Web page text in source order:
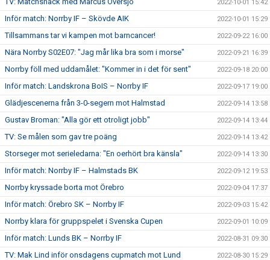
2022-10-01 15:42
Inför match: Norrby IF – Skövde AIK 2022-10-01 15:29
Tillsammans tar vi kampen mot barncancer! 2022-09-22 16:00
Nära Norrby S02E07: "Jag mår lika bra som i morse" 2022-09-21 16:39
Norrby föll med uddamålet: "Kommer in i det för sent" 2022-09-18 20:00
Inför match: Landskrona BoIS – Norrby IF 2022-09-17 19:00
Glädjescenerna från 3-0-segern mot Halmstad 2022-09-14 13:58
Gustav Broman: "Alla gör ett otroligt jobb" 2022-09-14 13:44
TV: Se målen som gav tre poäng 2022-09-14 13:42
Storseger mot serieledarna: "En oerhört bra känsla" 2022-09-14 13:30
Inför match: Norrby IF – Halmstads BK 2022-09-12 19:53
Norrby kryssade borta mot Örebro 2022-09-04 17:37
Inför match: Örebro SK – Norrby IF 2022-09-03 15:42
Norrby klara för gruppspelet i Svenska Cupen 2022-09-01 10:09
Inför match: Lunds BK – Norrby IF 2022-08-31 09:30
TV: Mak Lind inför onsdagens cupmatch mot Lund 2022-08-30 15:29